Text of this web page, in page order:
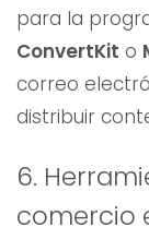
para la
ConvertKit o
correo
distribuir
6.
comercio